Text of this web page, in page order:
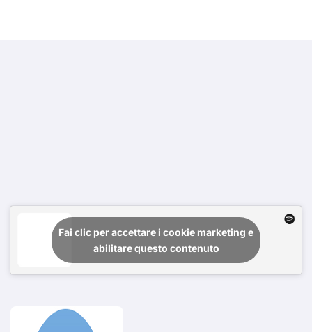
Fai clic per accettare i cookie marketing e
abilitare questo contenuto